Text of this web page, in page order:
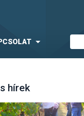
hírek